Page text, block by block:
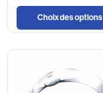
Choix des options